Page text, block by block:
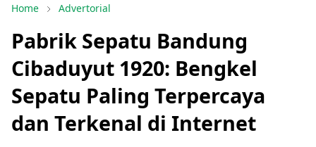
Home Advertorial
Pabrik Sepatu Bandung
Cibaduyut 1920: Bengkel
Sepatu Paling Terpercaya
dan Terkenal di Internet